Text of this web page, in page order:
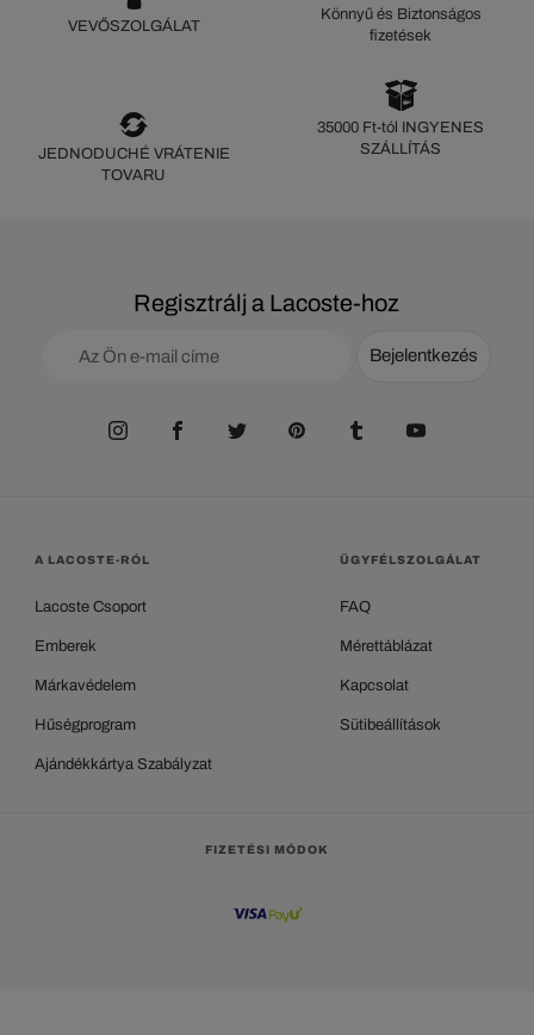
VEVŐSZOLGÁLAT
Könnyű és Biztonságos
fizetések
JEDNODUCHÉ VRÁTENIE
TOVARU
35000 Ft-tól INGYENES
SZÁLLÍTÁS
Regisztrálj a Lacoste-hoz
Bejelentkezés
A LACOSTE-RÓL
Lacoste Csoport
Emberek
Márkavédelem
Hűségprogram
Ajándékkártya Szabályzat
ÜGYFÉLSZOLGÁLAT
FAQ
Mérettáblázat
Kapcsolat
Sütibeállítások
FIZETÉSI MÓDOK